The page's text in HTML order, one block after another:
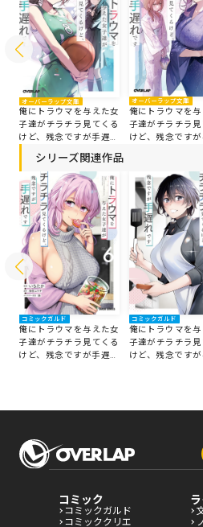
オーバーラップ文庫
俺にトラウマを与えた女
子達がチラチラ見てくる
けど、残念ですが手遅れ
オーバーラップ文庫
俺にトラウマを
子達がチラチラ見
けど、残念ですが
シリーズ関連作品
コミックガルド
俺にトラウマを与えた女
子達がチラチラ見てくる
けど、残念ですが手遅れ
コミックガルド
俺にトラウマを
子達がチラチラ見
けど、残念ですが
コミック
コミックガルド
コミッククリエ